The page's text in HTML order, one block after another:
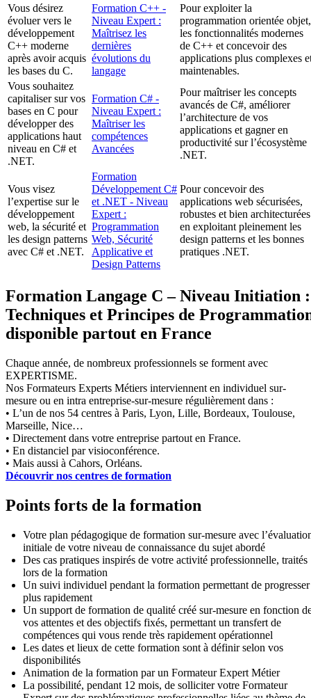
Vous désirez
évoluer vers le
développement
C++ moderne
après avoir acquis
les bases du C.
Formation C++ -
Niveau Expert :
Maîtrisez les
dernières
évolutions du
langage
Pour exploiter la
programmation orientée objet,
les fonctionnalités modernes
de C++ et concevoir des
applications plus complexes
maintenables.
Vous souhaitez
capitaliser sur vos
bases en C pour
développer des
applications haut
niveau en C# et
.NET.
Formation C# -
Niveau Expert :
Maîtriser les
compétences
Avancées
Pour maîtriser les concepts
avancés de C#, améliorer
l’architecture de vos
applications et gagner en
productivité sur l’écosystème
.NET.
Vous visez
l’expertise sur le
développement
web, la sécurité et
les design patterns
avec C# et .NET.
Formation
Développement C#
et .NET - Niveau
Expert :
Programmation
Web, Sécurité
Applicative et
Design Patterns
Pour concevoir des
applications web sécurisées,
robustes et bien architecturées
en exploitant pleinement les
design patterns et les bonnes
pratiques .NET.
Formation Langage C – Niveau Initiation :
Techniques et Principes de
disponible partout en France
Chaque année, de nombreux professionnels se forment avec
EXPERTISME.
Nos Formateurs Experts Métiers interviennent en individuel sur-
mesure ou en intra entreprise-sur-mesure régulièrement dans :
• L’un de nos 54 centres à Paris, Lyon, Lille, Bordeaux, Toulouse,
Marseille, Nice…
• Directement dans votre entreprise partout en France.
• En distanciel par visioconférence.
• Mais aussi à Cahors, Orléans.
Découvrir nos centres de formation
Points forts de la formation
Votre plan pédagogique de formation sur-mesure avec
initiale de votre niveau de connaissance du sujet abordé
Des cas pratiques inspirés de votre activité professionnelle, traités
lors de la formation
Un suivi individuel pendant la formation permettant de progresser
plus rapidement
Un support de formation de qualité créé sur-mesure en fonction
vos attentes et des objectifs fixés, permettant un transfert de
compétences qui vous rende très rapidement opérationnel
Les dates et lieux de cette formation sont à définir selon vos
disponibilités
Animation de la formation par un Formateur Expert Métier
La possibilité, pendant 12 mois, de solliciter votre Formateur